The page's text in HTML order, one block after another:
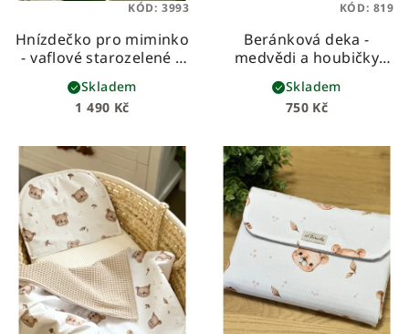
Hnízdečko pro miminko
- vaflové starozelené s
medvídky
1 490 Kč
Skladem
KÓD: 3993
Beránková deka -
medvědi a houbičky
dětská beránková deka
z prémiové bavlny a
hebkého beránka
750 Kč
Skladem
KÓD: 819